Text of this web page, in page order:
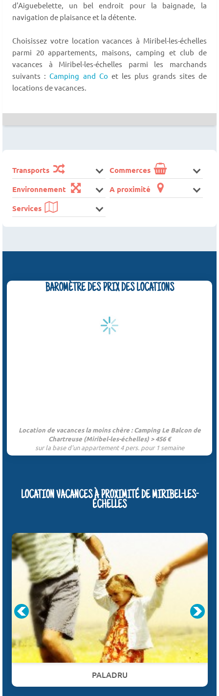
d'Aiguebelette, un bel endroit pour la baignade, la
navigation de plaisance et la détente.
Choisissez votre location vacances à Miribel-les-échelles
parmi 20 appartements, maisons, camping et club de
vacances à Miribel-les-échelles parmi les marchands
suivants :Camping and Co et les plus grands sites de
locations de vacances.
Transports
Commerces
Environnement
A proximité
Services
BAROMÈTRE DES PRIX DES LOCATIONS
Location de vacances la moins chère : Camping Le Balcon de
Chartreuse (Miribel-les-échelles) > 456 €
sur la base d'un appartement 4 pers. pour 1 semaine
LOCATION VACANCES À PROXIMITÉ DE MIRIBEL-LES-
ÉCHELLES
PALADRU